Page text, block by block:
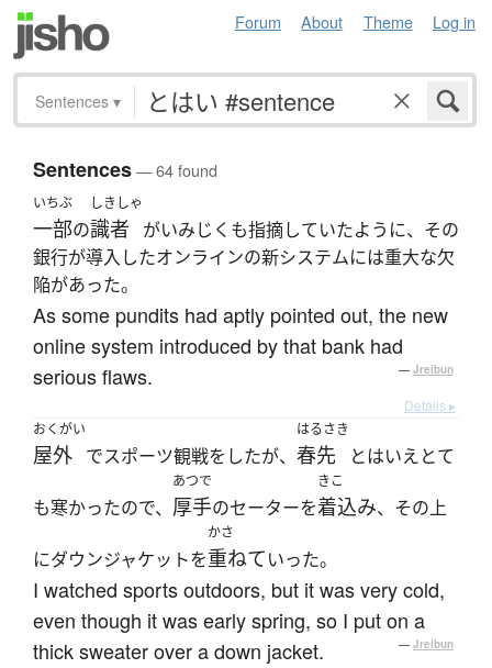
Forum About Theme Log in
Sentences ▾
Sentences— 64 found
いちぶ
一部の
しきしゃ
識者
がいみじくも指摘していたように、その
銀行が導入したオンラインの新システムには重大な欠
陥があった。
As some pundits had aptly pointed out, the new
online system introduced by that bank had
serious flaws.
— Jreibun
Details ▸
おくがい
屋外 でスポーツ観戦をしたが、
はるさき
春先 とはいえとて
も寒かったので、
あつで
厚手のセーターを
きこ
着込み、その上
にダウンジャケットを
かさ
重ねていった。
I watched sports outdoors, but it was very cold,
even though it was early spring, so I put on a
thick sweater over a down jacket.
— Jreibun